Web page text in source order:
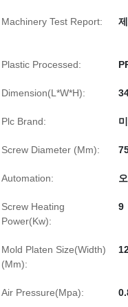
Machinery Test Report:
Plastic Processed:
Dimension(L*W*H):
Plc Brand:
Screw Diameter (Mm):
Automation:
Screw Heating
Power(Kw):
9
Mold Platen Size(Width)
(Mm):
Air Pressure(Mpa):